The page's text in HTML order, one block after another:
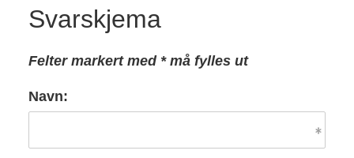
Svarskjema
Felter markert med * må fylles ut
Navn: